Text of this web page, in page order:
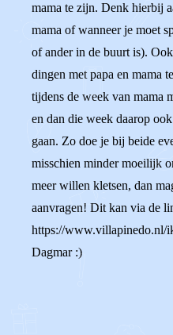
mama te zijn. Denk hierbij
mama of wanneer je moet
of ander in de buurt is).
dingen met papa en mama
tijdens de week van mama
en dan die week daarop
gaan. Zo doe je bij beide
misschien minder moeilijk
meer willen kletsen, dan
aanvragen! Dit kan via de
https://www.villapinedo.nl/
Dagmar :)